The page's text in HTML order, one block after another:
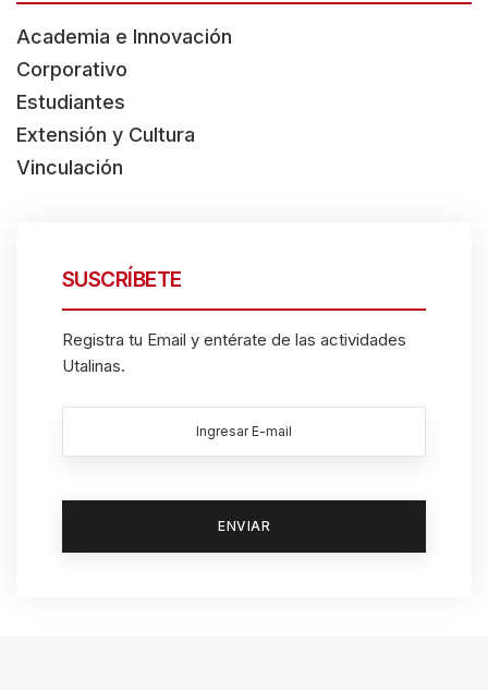
Academia e Innovación
Corporativo
Estudiantes
Extensión y Cultura
Vinculación
SUSCRÍBETE
Registra tu Email y entérate de las actividades
Utalinas.